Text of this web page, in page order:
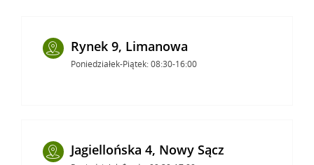
Rynek 9, Limanowa
Poniedziałek-Piątek: 08:30-16:00
Jagiellońska 4, Nowy Sącz